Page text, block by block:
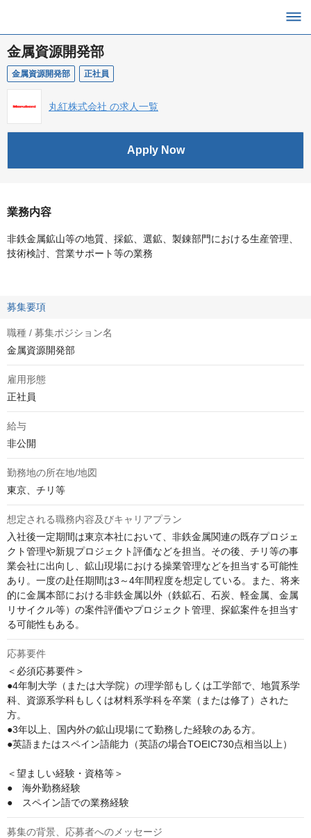
金属資源開発部
金属資源開発部 正社員
丸紅株式会社 の求人一覧
Apply Now
業務内容
非鉄金属鉱山等の地質、採鉱、選鉱、製錬部門における生産管理、
技術検討、営業サポート等の業務
募集要項
職種 / 募集ポジション名
金属資源開発部
雇用形態
正社員
給与
非公開
勤務地の所在地/地図
東京、チリ等
想定される職務内容及びキャリアプラン
入社後一定期間は東京本社において、非鉄金属関連の既存プロジェ
クト管理や新規プロジェクト評価などを担当。その後、チリ等の事
業会社に出向し、鉱山現場における操業管理などを担当する可能性
あり。一度の赴任期間は3～4年間程度を想定している。また、将来
的に金属本部における非鉄金属以外（鉄鉱石、石炭、軽金属、金属
リサイクル等）の案件評価やプロジェクト管理、探鉱案件を担当す
る可能性もある。
応募要件
＜必須応募要件＞
●4年制大学（または大学院）の理学部もしくは工学部で、地質系学
科、資源系学科もしくは材料系学科を卒業（または修了）された
方。
●3年以上、国内外の鉱山現場にて勤務した経験のある方。
●英語またはスペイン語能力（英語の場合TOEIC730点相当以上）
＜望ましい経験・資格等＞
●　海外勤務経験
●　スペイン語での業務経験
募集の背景、応募者へのメッセージ